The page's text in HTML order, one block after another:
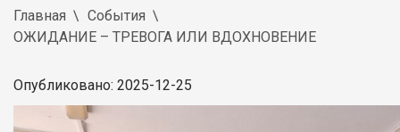
Главная
События
ОЖИДАНИЕ – ТРЕВОГА ИЛИ ВДОХНОВЕНИЕ
Опубликовано: 2025-12-25